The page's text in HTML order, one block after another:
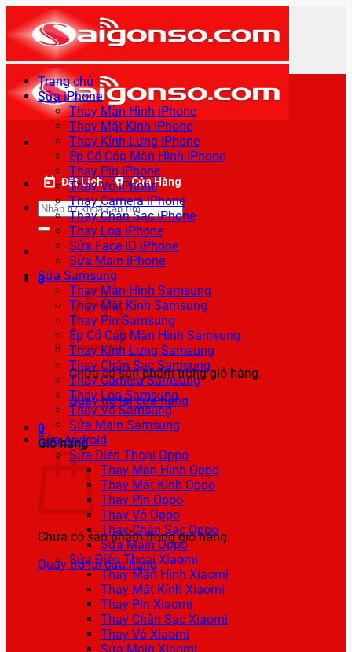
qua
nội
dung
Đặt Lịch Cửa Hàng
Tìm
kiếm:
0
Chưa có sản phẩm trong giỏ hàng.
Quay trở lại cửa hàng
0
Giỏ hàng
Chưa có sản phẩm trong giỏ hàng.
Quay trở lại cửa hàng
Trang chủ
Sửa iPhone
Thay Màn Hình iPhone
Thay Mặt Kính iPhone
Thay Kính Lưng iPhone
Ép Cổ Cáp Màn Hình iPhone
Thay Pin iPhone
Thay Vỏ iPhone
Thay Camera iPhone
Thay Chân Sạc iPhone
Thay Loa iPhone
Sửa Face ID iPhone
Sửa Main iPhone
Sửa Samsung
Thay Màn Hình Samsung
Thay Mặt Kính Samsung
Thay Pin Samsung
Ép Cổ Cáp Màn Hình Samsung
Thay Kính Lưng Samsung
Thay Chân Sạc Samsung
Thay Camera Samsung
Thay Loa Samsung
Thay Vỏ Samsung
Sửa Main Samsung
Sửa Android
Sửa Điện Thoại Oppo
Thay Màn Hình Oppo
Thay Mặt Kính Oppo
Thay Pin Oppo
Thay Vỏ Oppo
Thay Chân Sạc Oppo
Sửa Main Oppo
Sửa Điện Thoại Xiaomi
Thay Màn Hình Xiaomi
Thay Mặt Kính Xiaomi
Thay Pin Xiaomi
Thay Chân Sạc Xiaomi
Thay Vỏ Xiaomi